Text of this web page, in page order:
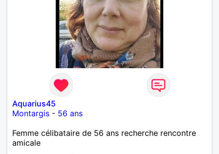
Aquarius45
Montargis - 56 ans
Femme célibataire de 56 ans recherche rencontre
amicale